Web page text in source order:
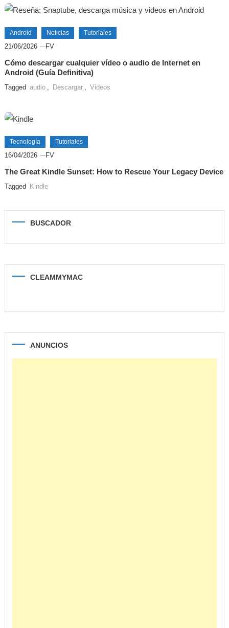
Android Noticias Tutoriales
21/06/2026 FV
Cómo descargar cualquier vídeo o audio de Internet en
Android (Guía Definitiva)
Tagged audio , Descargar , Videos
Tecnología Tutoriales
16/04/2026 FV
The Great Kindle Sunset: How to Rescue Your Legacy Device
Tagged Kindle
BUSCADOR
CLEAMMYMAC
ANUNCIOS